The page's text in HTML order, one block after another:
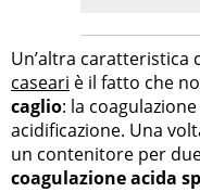
Un’altra caratteristica
caseari è il fatto che
caglio: la
acidificazione. Una
un contenitore per
coagulazione acida